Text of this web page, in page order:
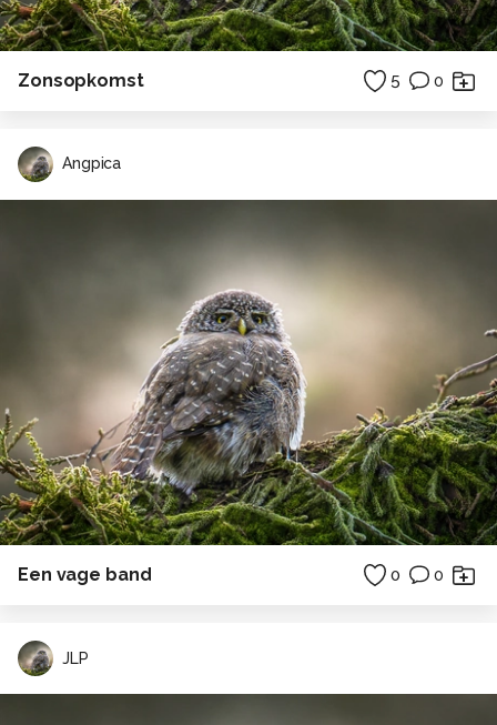
Zonsopkomst 5 0
Angpica
Een vage band 0 0
JLP